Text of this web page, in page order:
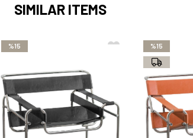
SIMILAR ITEMS
%15 %15